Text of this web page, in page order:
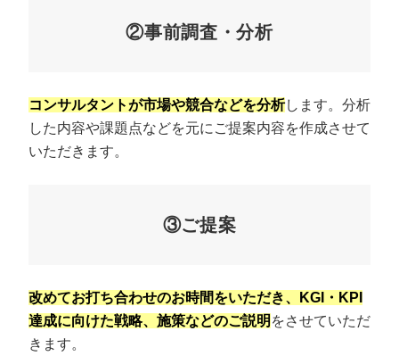
②事前調査・分析
コンサルタントが市場や競合などを分析します。分析
した内容や課題点などを元にご提案内容を作成させて
いただきます。
③ご提案
改めてお打ち合わせのお時間をいただき、KGI・KPI
達成に向けた戦略、施策などのご説明 をさせていただ
きます。